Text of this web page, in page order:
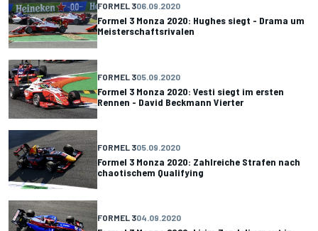
FORMEL 306.09.2020
Formel 3 Monza 2020: Hughes siegt - Drama um
Meisterschaftsrivalen
FORMEL 305.09.2020
Formel 3 Monza 2020: Vesti siegt im ersten
Rennen - David Beckmann Vierter
FORMEL 305.09.2020
Formel 3 Monza 2020: Zahlreiche Strafen nach
chaotischem Qualifying
FORMEL 304.09.2020